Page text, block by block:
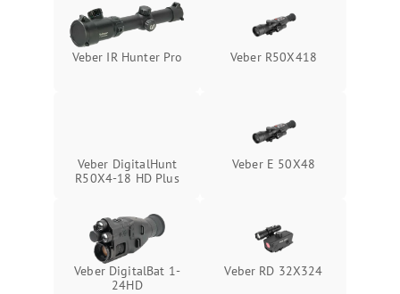
Поломка системы защиты
от замыкания
1000 ₽ Подробнее →
Veber IR Hunter Pro Veber R50X418
Veber DigitalHunt
R50X4-18 HD Plus
Veber E 50X48
Veber DigitalBat 1-
24HD
Veber RD 32X324